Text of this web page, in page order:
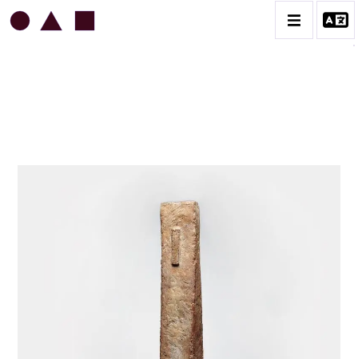
CATALOGUE DES OEUVRES
ART SACRÉ
BESTIAIRE
BOUQUETIÈRES
CÉRAMIQUE ARCHITECTURALE
CÉRAMIQUE DU QUOTIDIEN
COUPES ET PLATS